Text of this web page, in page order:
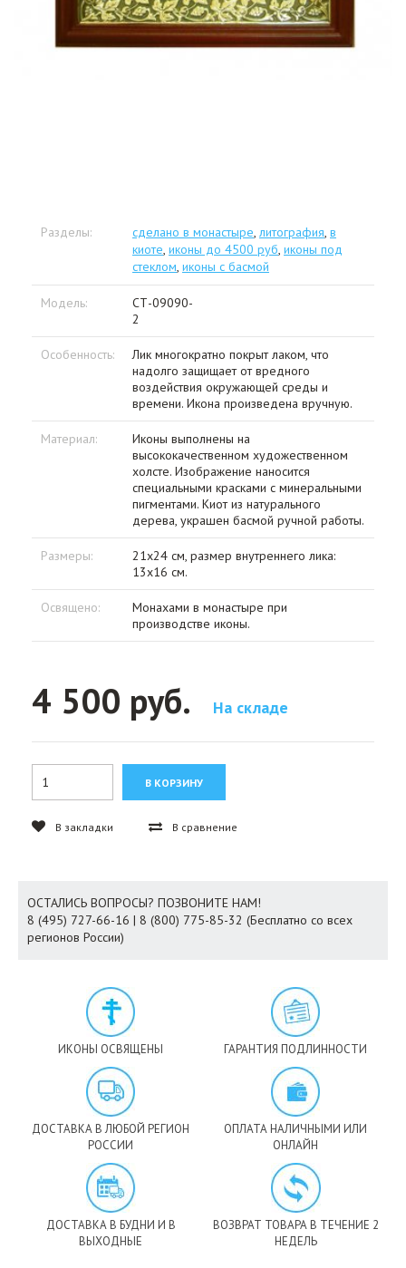
Разделы: сделано в монастыре, литография, в
киоте, иконы до 4500 руб, иконы под
стеклом, иконы с басмой
Модель:
СТ-09090-
2
Особенность:
Лик многократно покрыт лаком, что
надолго защищает от вредного
воздействия окружающей среды и
времени. Икона произведена вручную.
Материал:
Иконы выполнены на
высококачественном художественном
холсте. Изображение наносится
специальными красками с минеральными
пигментами. Киот из натурального
дерева, украшен басмой ручной работы.
Размеры:
21х24 см, размер внутреннего лика:
13х16 см.
Освящено:
Монахами в монастыре при
производстве иконы.
4 500 руб. На складе
В закладки В сравнение
ОСТАЛИСЬ ВОПРОСЫ? ПОЗВОНИТЕ НАМ!
8 (495) 727-66-16 | 8 (800) 775-85-32 (Бесплатно со всех
регионов России)
ИКОНЫ ОСВЯЩЕНЫ ГАРАНТИЯ ПОДЛИННОСТИ
ДОСТАВКА В ЛЮБОЙ РЕГИОН
РОССИИ
ОПЛАТА НАЛИЧНЫМИ ИЛИ
ОНЛАЙН
ДОСТАВКА В БУДНИ И В
ВЫХОДНЫЕ
ВОЗВРАТ ТОВАРА В ТЕЧЕНИЕ 2
НЕДЕЛЬ